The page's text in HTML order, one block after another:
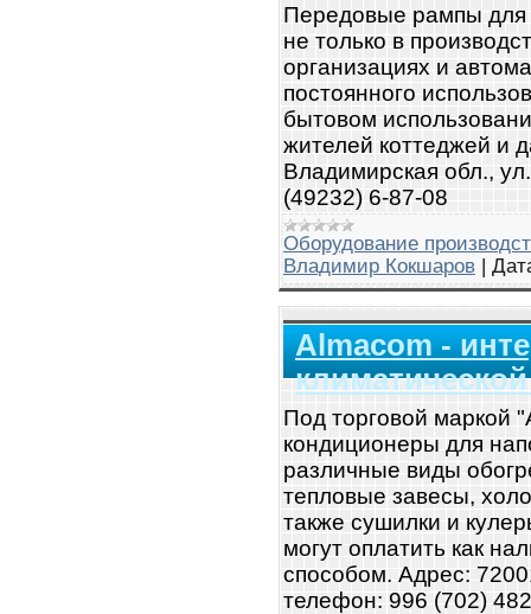
Передовые рампы для
не только в
организациях и
постоянного
бытовом
жителей коттеджей и
Владимирская обл.,
(49232) 6-87-08
Оборудование
Владимир Кокшаров |
Almacom -
Под торговой маркой
кондиционеры для
различные виды
тепловые завесы,
также сушилки и
могут оплатить как
способом. Адрес:
телефон: 996 (702)